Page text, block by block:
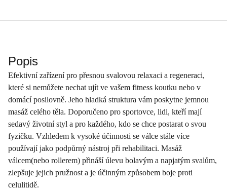
Popis
Efektivní zařízení pro přesnou svalovou relaxaci a regeneraci,
které si nemůžete nechat ujít ve vašem fitness koutku nebo v
domácí posilovně. Jeho hladká struktura vám poskytne jemnou
masáž celého těla. Doporučeno pro sportovce, lidi, kteří mají
sedavý životní styl a pro každého, kdo se chce postarat o svou
fyzičku. Vzhledem k vysoké účinnosti se válce stále více
používají jako podpůrný nástroj při rehabilitaci. Masáž
válcem(nebo rollerem) přináší úlevu bolavým a napjatým svalům,
zlepšuje jejich pružnost a je účinným způsobem boje proti
celulitidě.